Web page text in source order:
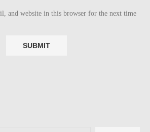
and website in this browser for the next time